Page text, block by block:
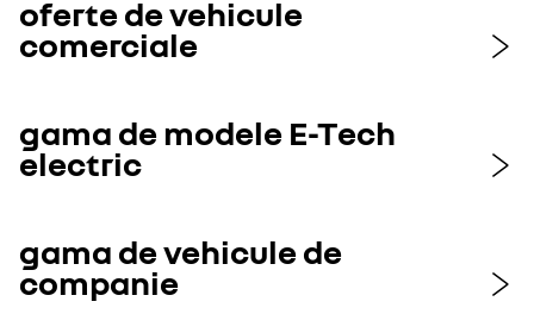
oferte de vehicule
comerciale
gama de modele E-Tech
electric
gama de vehicule de
companie